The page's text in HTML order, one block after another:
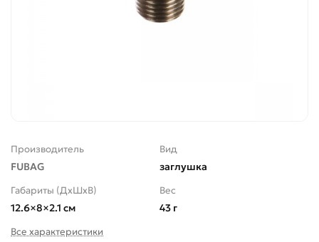
Производитель
FUBAG
Вид
заглушка
Габариты (ДхШхВ)
12.6×8×2.1 см
Вес
43 г
Все характеристики